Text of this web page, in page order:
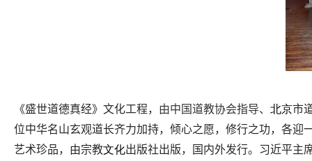
《盛世道德真经》文化工程， 由中国道教协会指导、 北京市
位中华名山玄观道长齐力加持，倾心之愿，修行之功，各
艺术珍品，由宗教文化出版社出版，国内外发行。 习近平主